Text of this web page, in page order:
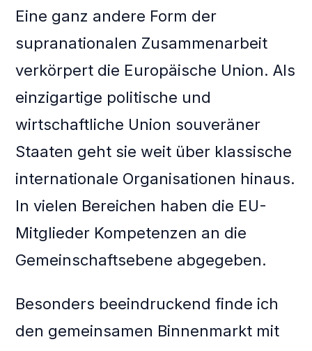
Eine ganz andere Form der
supranationalen Zusammenarbeit
verkörpert die Europäische Union. Als
einzigartige politische und
wirtschaftliche Union souveräner
Staaten geht sie weit über klassische
internationale Organisationen hinaus.
In vielen Bereichen haben die EU-
Mitglieder Kompetenzen an die
Gemeinschaftsebene abgegeben.
Besonders beeindruckend finde ich
den gemeinsamen Binnenmarkt mit